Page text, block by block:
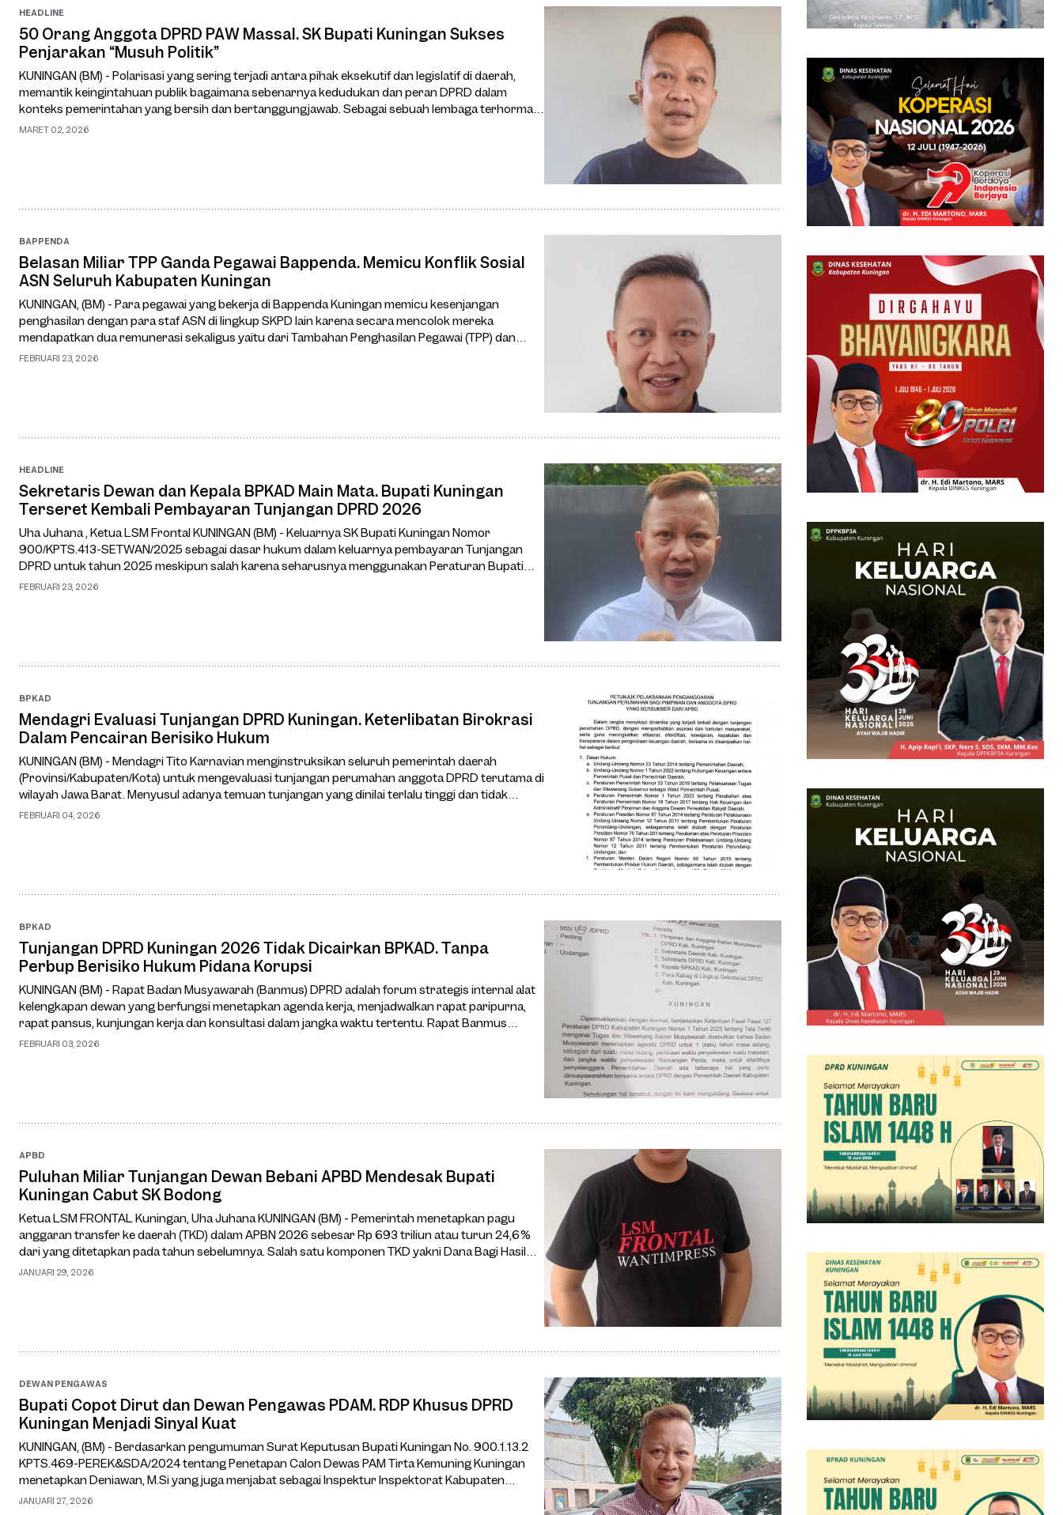
HEADLINE
50 Orang Anggota DPRD PAW Massal. SK Bupati Kuningan Sukses
Penjarakan “Musuh Politik”
KUNINGAN (BM) - Polarisasi yang sering terjadi antara pihak eksekutif dan legislatif di daerah,
memantik keingintahuan publik bagaimana sebenarnya kedudukan dan peran DPRD dalam
konteks pemerintahan yang bersih dan bertanggungjawab. Sebagai sebuah lembaga terhormat,
DPRD Kuningan tentu harus diisi …
MARET 02, 2026
BAPPENDA
Belasan Miliar TPP Ganda Pegawai Bappenda. Memicu Konflik Sosial
ASN Seluruh Kabupaten Kuningan
KUNINGAN, (BM) - Para pegawai yang bekerja di Bappenda Kuningan memicu kesenjangan
penghasilan dengan para staf ASN di lingkup SKPD lain karena secara mencolok mereka
mendapatkan dua remunerasi sekaligus yaitu dari Tambahan Penghasilan Pegawai (TPP) dan
FEBRUARI 23, 2026
HEADLINE
Sekretaris Dewan dan Kepala BPKAD Main Mata. Bupati Kuningan
Terseret Kembali Pembayaran Tunjangan DPRD 2026
Uha Juhana , Ketua LSM Frontal KUNINGAN (BM) - Keluarnya SK Bupati Kuningan Nomor
900/KPTS.413-SETWAN/2025 sebagai dasar hukum dalam keluarnya pembayaran Tunjangan
DPRD untuk tahun 2025 meskipun salah karena seharusnya menggunakan Peraturan Bupati
(Perbup) sesuai ketentuan yang sah sebagaimana dia…
FEBRUARI 23, 2026
BPKAD
Mendagri Evaluasi Tunjangan DPRD Kuningan. Keterlibatan Birokrasi
Dalam Pencairan Berisiko Hukum
KUNINGAN (BM) - Mendagri Tito Karnavian menginstruksikan seluruh pemerintah daerah
(Provinsi/Kabupaten/Kota) untuk mengevaluasi tunjangan perumahan anggota DPRD terutama di
wilayah Jawa Barat. Menyusul adanya temuan tunjangan yang dinilai terlalu tinggi dan tidak
sesuai kebutuhan. Evaluasi ini di…
FEBRUARI 04, 2026
BPKAD
Tunjangan DPRD Kuningan 2026 Tidak Dicairkan BPKAD. Tanpa
Perbup Berisiko Hukum Pidana Korupsi
KUNINGAN (BM) - Rapat Badan Musyawarah (Banmus) DPRD adalah forum strategis internal alat
kelengkapan dewan yang berfungsi menetapkan agenda kerja, menjadwalkan rapat paripurna,
rapat pansus, kunjungan kerja dan konsultasi dalam jangka waktu tertentu. Rapat Banmus
bertujuan memastikan seluruh keg…
FEBRUARI 03, 2026
APBD
Puluhan Miliar Tunjangan Dewan Bebani APBD Mendesak Bupati
Kuningan Cabut SK Bodong
Ketua LSM FRONTAL Kuningan, Uha Juhana KUNINGAN (BM) - Pemerintah menetapkan pagu
anggaran transfer ke daerah (TKD) dalam APBN 2026 sebesar Rp 693 triliun atau turun 24,6%
dari yang ditetapkan pada tahun sebelumnya. Salah satu komponen TKD yakni Dana Bagi Hasil
(DBH) bahkan turun hingga 70%. Keput…
JANUARI 29, 2026
DEWAN PENGAWAS
Bupati Copot Dirut dan Dewan Pengawas PDAM. RDP Khusus DPRD
Kuningan Menjadi Sinyal Kuat
KUNINGAN, (BM) - Berdasarkan pengumuman Surat Keputusan Bupati Kuningan No. 900.1.13.2
KPTS.469-PEREK&SDA/2024 tentang Penetapan Calon Dewas PAM Tirta Kemuning Kuningan
menetapkan Deniawan, M.Si yang juga menjabat sebagai Inspektur Inspektorat Kabupaten
Kuningan menjadi Dewan Pengawas periode 2…
JANUARI 27, 2026